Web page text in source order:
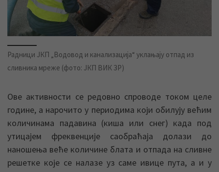
Радници ЈКП „Водовод и канализација“ уклањају отпад из
сливника мреже (фото: ЈКП ВИК ЗР)
Ове активности се редовно спроводе током целе
године, а нарочито у периодима који обилују већим
количинама падавина (киша или снег) када под
утицајем фреквенције саобраћаја долази до
наношења веће количине блата и отпада на сливне
решетке које се налазе уз саме ивице пута, а и у